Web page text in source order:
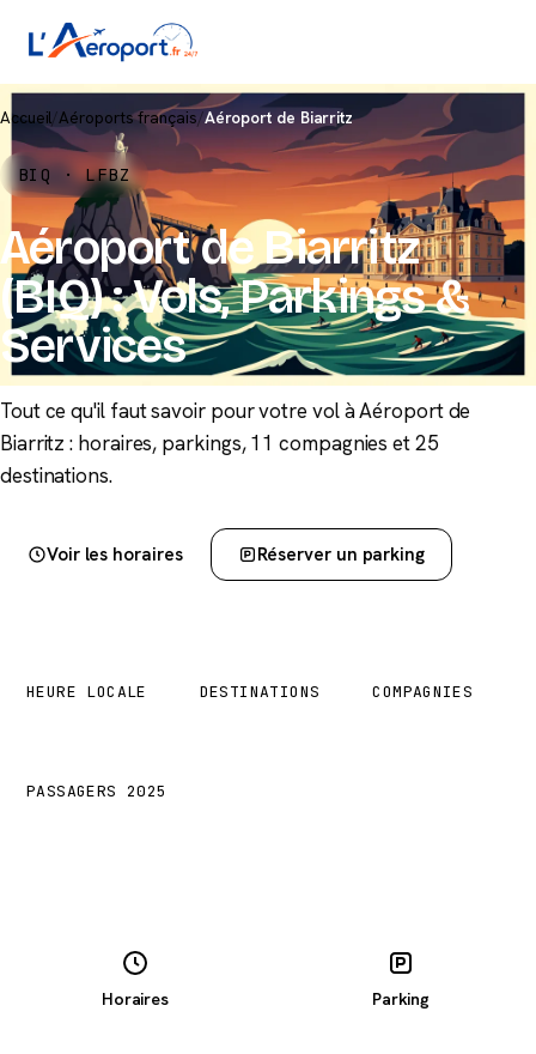
Accueil/Aéroports français/Aéroport de Biarritz
BIQ · LFBZ
Aéroport de Biarritz
(BIQ) : Vols, Parkings &
Services
Tout ce qu'il faut savoir pour votre vol à Aéroport de
Biarritz : horaires, parkings, 11 compagnies et 25
destinations.
Voir les horaires Réserver un parking
HEURE LOCALE DESTINATIONS COMPAGNIES
PASSAGERS 2025
Horaires Parking